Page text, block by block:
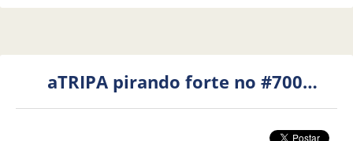
aTRIPA pirando forte no #700…